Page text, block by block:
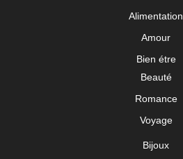
Alimentation
Amour
Bien étre
Beauté
Romance
Voyage
Bijoux